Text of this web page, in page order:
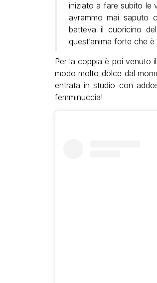
iniziato a fare subito le
avremmo mai saputo
batteva il cuoricino
quest’anima forte che
Per la coppia è poi venuto
modo molto dolce dal
entrata in studio con
femminuccia!